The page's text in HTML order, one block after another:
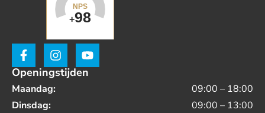
Openingstijden
Maandag:
09:00 – 18:00
Dinsdag:
09:00 – 13:00